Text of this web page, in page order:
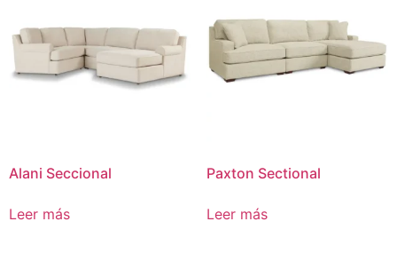
Alani Seccional
Leer más
Paxton Sectional
Leer más